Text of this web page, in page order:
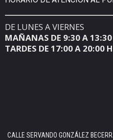
DE LUNES A VIERNES
MAÑANAS DE 9:30 A
TARDES DE 17:00 A 20:00
CALLE SERVANDO GONZÁLEZ